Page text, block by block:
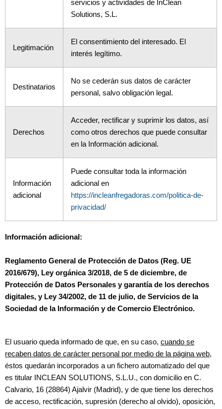
servicios y actividades de InClean
Solutions, S.L.
Legitimación
El consentimiento del interesado. El
interés legítimo.
Destinatarios
No se cederán sus datos de carácter
personal, salvo obligación legal.
Derechos
Acceder, rectificar y suprimir los datos, así
como otros derechos que puede consultar
en la Información adicional.
Información
adicional
Puede consultar toda la información
adicional en
https://incleanfregadoras.com/politica-de-
privacidad/
Información adicional:
Reglamento General de Protección de Datos (Reg. UE
2016/679), Ley orgánica 3/2018, de 5 de diciembre, de
Protección de Datos Personales y garantía de los derechos
digitales, y Ley 34/2002, de 11 de julio, de Servicios de la
Sociedad de la Información y de Comercio Electrónico.
El usuario queda informado de que, en su caso, cuando se
recaben datos de carácter personal por medio de la página web,
éstos quedarán incorporados a un fichero automatizado del que
es titular INCLEAN SOLUTIONS, S.L.U., con domicilio en C.
Calvario, 16 (28864) Ajalvir (Madrid), y de que tiene los derechos
de acceso, rectificación, supresión (derecho al olvido), oposición,